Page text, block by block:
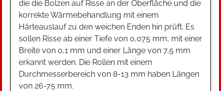
die die Bolzen auf Risse an der Oberfläche und die
korrekte Wärmebehandlung mit einem
Härteauslauf zu den weichen Enden hin prüft. Es
sollen Risse ab einer Tiefe von 0,075 mm, mit einer
Breite von 0,1 mm und einer Länge von 7,5 mm
erkannt werden. Die Rollen mit einem
Durchmesserbereich von 8-13 mm haben Längen
von 26-75 mm.